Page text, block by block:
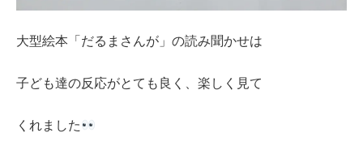
大型絵本「だるまさんが」の読み聞かせは
子ども達の反応がとても良く、楽しく見て
くれました